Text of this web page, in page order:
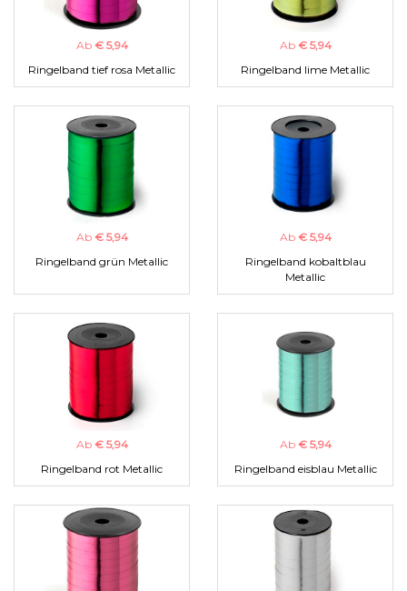
Ab € 5,94
Ringelband tief rosa Metallic
Ab € 5,94
Ringelband lime Metallic
Ab € 5,94
Ringelband grün Metallic
Ab € 5,94
Ringelband kobaltblau
Metallic
Ab € 5,94
Ringelband rot Metallic
Ab € 5,94
Ringelband eisblau Metallic